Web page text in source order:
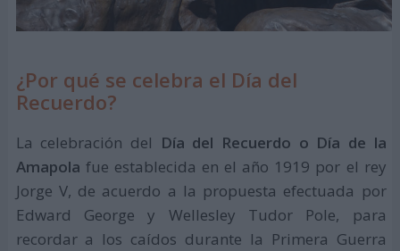
¿Por qué se celebra el Día del
Recuerdo?
La celebración del Día del Recuerdo o Día de la
Amapola fue establecida en el año 1919 por el rey
Jorge V, de acuerdo a la propuesta efectuada por
Edward George y Wellesley Tudor Pole, para
recordar a los caídos durante la Primera Guerra